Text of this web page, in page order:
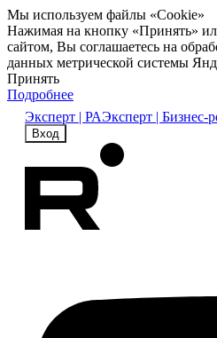
Мы используем файлы «Cookie»
Нажимая на кнопку «Принять»
сайтом, Вы соглашаетесь на
данных метрической системы
Принять
Подробнее
Эксперт | РАЭксперт | Бизнес-
Вход